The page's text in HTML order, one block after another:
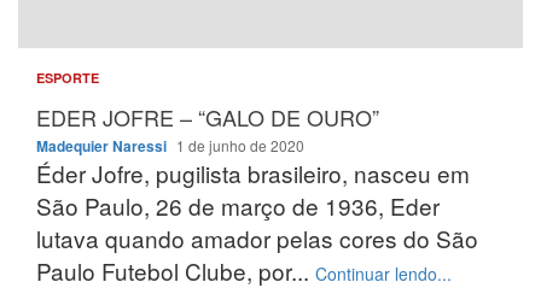
ESPORTE
EDER JOFRE – “GALO DE OURO”
Madequier Naressi 1 de junho de 2020
Éder Jofre, pugilista brasileiro, nasceu em
São Paulo, 26 de março de 1936, Eder
lutava quando amador pelas cores do São
Paulo Futebol Clube, por... Continuar lendo...